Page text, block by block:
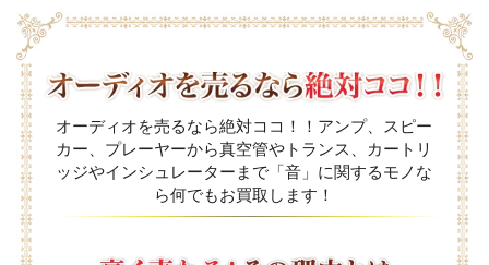
オーディオを売るなら絶対ココ！！アンプ、スピー
カー、プレーヤーから真空管やトランス、カートリ
ッジやインシュレーターまで「音」に関するモノな
ら何でもお買取します！